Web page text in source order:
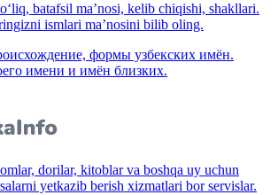
batafsil ma’nosi, kelib chiqishi, shakllari.
ismlari ma’nosini bilib oling.
формы узбекских имён.
имени и имён близких.
dorilar, kitoblar va boshqa uy uchun
yetkazib berish xizmatlari bor servislar.